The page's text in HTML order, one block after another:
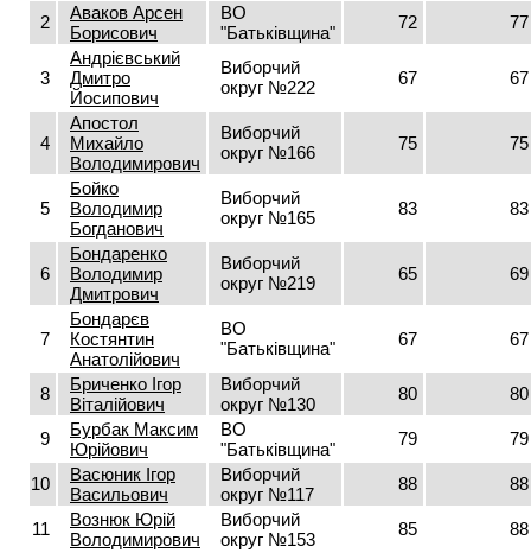
2
Аваков Арсен
Борисович
ВО
"Батьківщина"
72 77
3
Андрієвський
Дмитро
Йосипович
Виборчий
округ №222
67 67
4
Апостол
Михайло
Володимирович
Виборчий
округ №166
75 75
5
Бойко
Володимир
Богданович
Виборчий
округ №165
83 83
6
Бондаренко
Володимир
Дмитрович
Виборчий
округ №219
65 69
7
Бондарєв
Костянтин
Анатолійович
ВО
"Батьківщина"
67 67
8
Бриченко Ігор
Віталійович
Виборчий
округ №130
80 80
9
Бурбак Максим
Юрійович
ВО
"Батьківщина"
79 79
10
Васюник Ігор
Васильович
Виборчий
округ №117
88 88
11
Вознюк Юрій
Володимирович
Виборчий
округ №153
85 88